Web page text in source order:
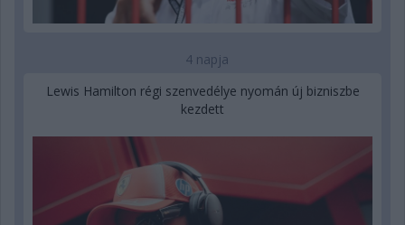
4 napja
Lewis Hamilton régi szenvedélye nyomán új bizniszbe
kezdett